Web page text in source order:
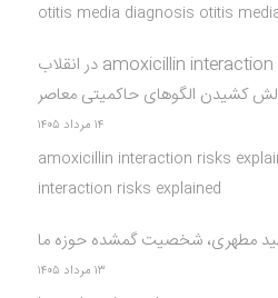
otitis media diagnosis otitis
amoxicillin در انقلاب
کشیدن الگوهای حاکمیتی معاصر
۱۴ مرداد ۱۴۰۵
amoxicillin interaction risks
interaction risks explained
مطهری، شخصیت گمشده حوزه ما
۱۳ مرداد ۱۴۰۵